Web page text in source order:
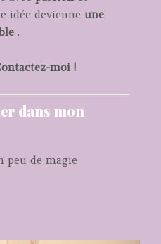
idée devienne une
.
moi !
dans mon
peu de magie